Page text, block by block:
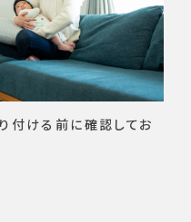
付ける前に確認してお